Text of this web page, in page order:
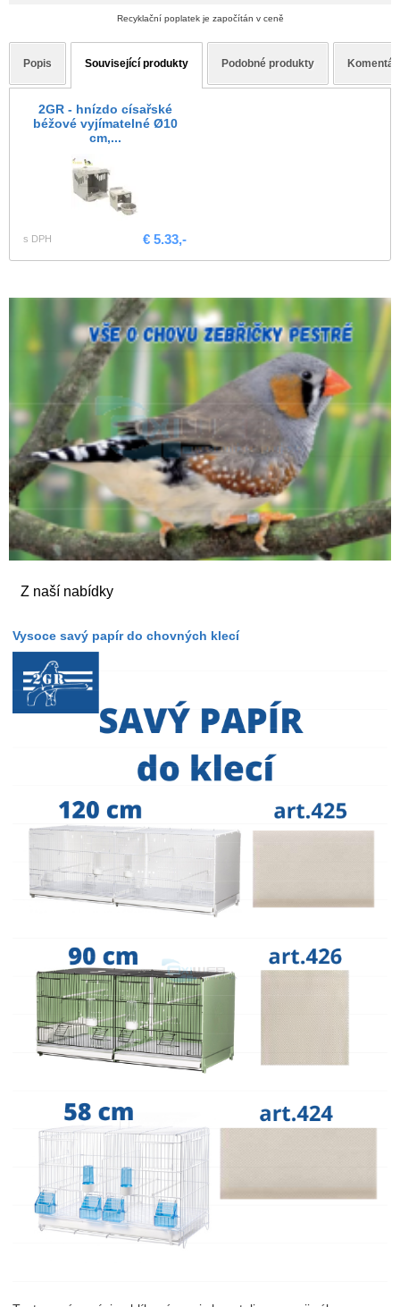
Z naší nabídky
Vysoce savý papír do chovných klecí
Recyklační poplatek je započítán v ceně
Popis Související produkty Podobné produkty
2GR - hnízdo císařské
béžové vyjímatelné Ø10
cm,...
s DPH € 5.33,-